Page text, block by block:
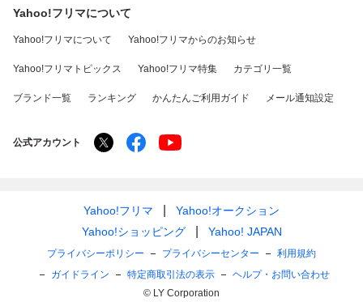
Yahoo!フリマについて
Yahoo!フリマについて Yahoo!フリマからのお知らせ
Yahoo!フリマトピックス Yahoo!フリマ特集 カテゴリ一覧
ブランド一覧 ランキング かんたんご利用ガイド メール通知設定
公式アカウント
Yahoo!フリマ
Yahoo!オークション
Yahoo!ショッピング
Yahoo! JAPAN
プライバシーポリシー プライバシーセンター
利用規約
ガイドライン
特定商取引法の表示
ヘルプ・お問い合わせ
© LY Corporation